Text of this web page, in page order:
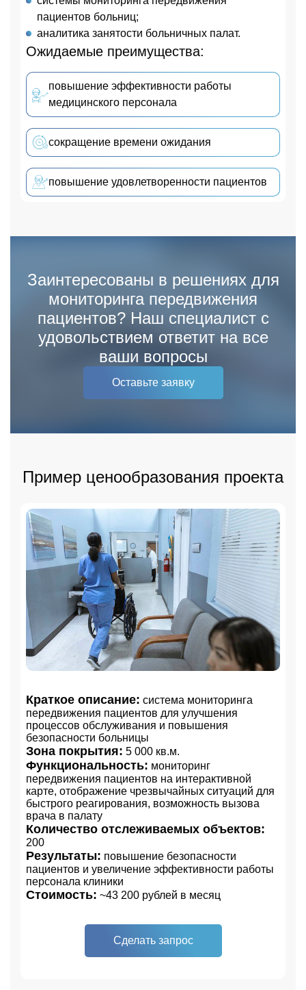
пациентов больниц;
аналитика занятости больничных палат.
Ожидаемые преимущества:
повышение эффективности работы
медицинского персонала
сокращение времени ожидания
повышение удовлетворенности пациентов
Заинтересованы в решениях для
мониторинга передвижения
пациентов? Наш специалист с
удовольствием ответит на все
ваши вопросы
Оставьте заявку
Пример ценообразования проекта
Краткое описание: система мониторинга
передвижения пациентов для улучшения
процессов обслуживания и повышения
безопасности больницы
Зона покрытия: 5 000 кв.м.
Функциональность: мониторинг
передвижения пациентов на интерактивной
карте, отображение чрезвычайных ситуаций для
быстрого реагирования, возможность вызова
врача в палату
Количество отслеживаемых объектов:
200
Результаты: повышение безопасности
пациентов и увеличение эффективности работы
персонала клиники
Стоимость: ~43 200 рублей в месяц
Cделать запрос